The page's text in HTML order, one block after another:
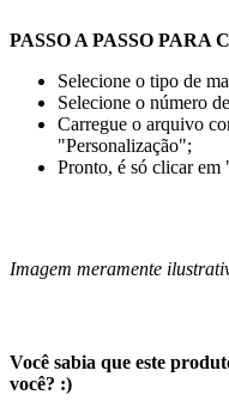
PASSO A PASSO PARA
Selecione o tipo de
Selecione o número
Carregue o arquivo
"Personalização";
Pronto, é só clicar
Imagem meramente
Você sabia que este
você? :)